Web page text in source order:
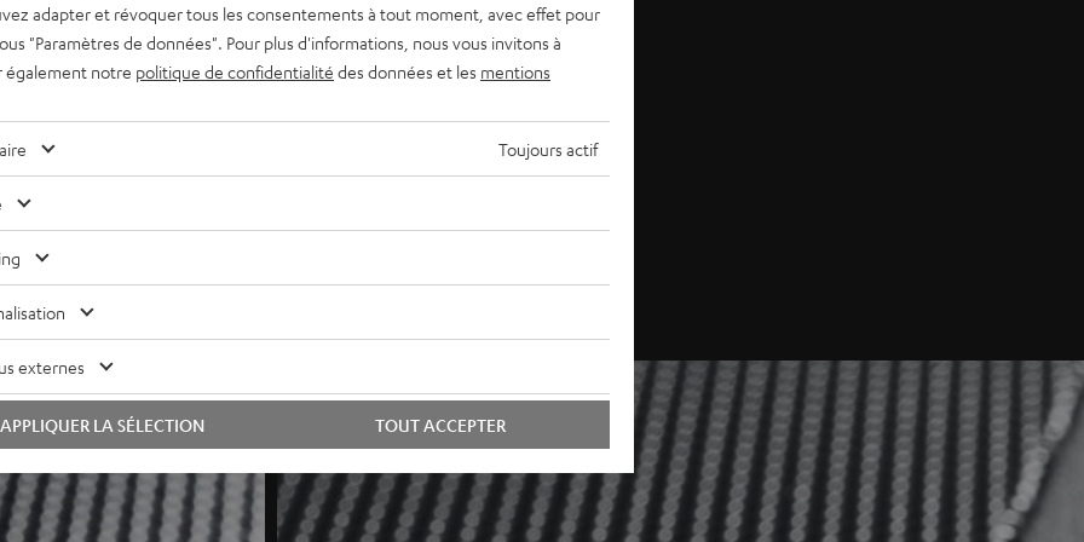
entière et soignée. Due reste, la présence de deux
bien même le volume d’écoute serait relativement bas.
l’occasion. Qu’il s’agisse d’une soirée cinéma en
écoute prolongée de musiques en tout genre, le
adapter et révoquer tous les consentements à tout moment, avec effet pour
"Paramètres de données". Pour plus d'informations, nous vous invitons à
également notre politique de confidentialité des données et les mentions
Toujours actif
externes
TOUT ACCEPTER
APPLIQUER LA SÉLECTION